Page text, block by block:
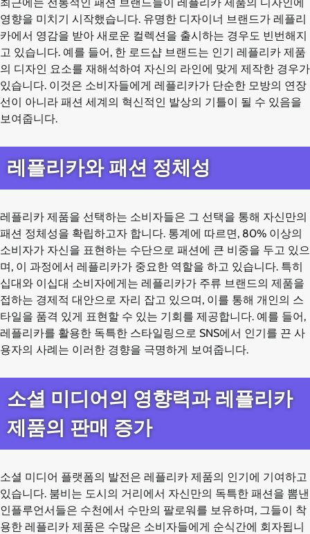
영향을 미치기 시작했습니다. 유명한 디자이너 브랜드가 레플리
카에서 영감을 받아 새로운 컬렉션을 출시하는 경우도 빈번해지
고 있습니다. 예를 들어, 한 로드샵 브랜드는 인기 레플리카 제품
의 디자인 요소를 재해석하여 자신의 라인에 맞게 제작한 경우가
있습니다. 이것은 소비자들에게 레플리카가 단순한 모방의 연장
선이 아니라 패션 세계의 혁신적인 발상의 기틀이 될 수 있음을
보여줍니다.
레플리카와 패션 정체성
레플리카 제품을 선택하는 소비자들은 그 선택을 통해 자신만의
패션 정체성을 확립하고자 합니다. 통계에 따르면, 80% 이상의
소비자가 자신을 표현하는 수단으로 패션에 큰 비중을 두고 있으
며, 이 과정에서 레플리카가 중요한 역할을 하고 있습니다. 특히
십대와 이십대 소비자에게는 레플리카가 주류 브랜드의 제품을
접하는 경제적 대안으로 자리 잡고 있으며, 이를 통해 개인의 스
타일을 품격 있게 표현할 수 있는 기회를 제공합니다. 예를 들어,
레플리카를 활용한 독특한 스타일링으로 SNS에서 인기를 끈 사
용자의 사례는 이러한 경향을 극명하게 보여줍니다.
소셜 미디어의 영향력과 레플리카
제품의 판매 증가
소셜 미디어 플랫폼의 발전은 레플리카 제품의 인기에 기여하고
있습니다. 붐비는 도시의 거리에서 자신만의 독특한 패션을 뽐낸
인플루언서들은 수천에서 수만의 팔로워를 보유하며, 그들이 착
용한 레플리카 제품은 수많은 소비자들에게 순식간에 회자됩니